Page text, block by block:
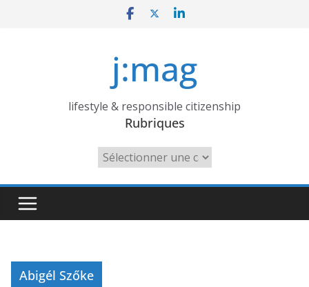
j:mag
lifestyle & responsible citizenship
Rubriques
Rubriques
Abigél Szőke